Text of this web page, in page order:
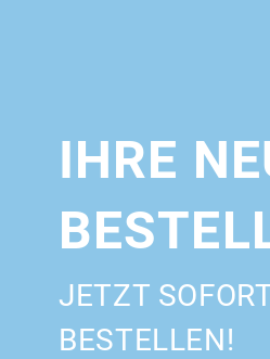
IHRE
JETZT
BESTELLEN!